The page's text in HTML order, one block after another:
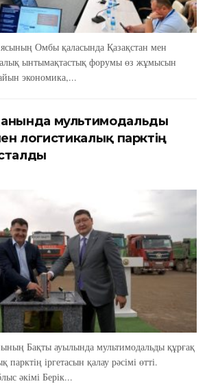
Омбы қаласында Қазақстан мен
ынтымақтастық форумы өз жұмысын
экономика,...
мультимодальды
логистикалық парктің
Бақты ауылында мультимодальды құрғақ
іргетасын қалау рәсімі өтті.
әкімі Берік...